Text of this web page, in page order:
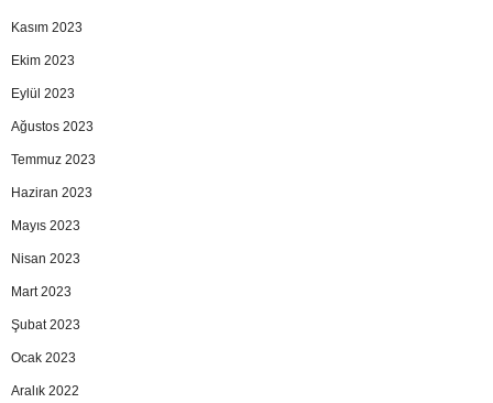
Kasım 2023
Ekim 2023
Eylül 2023
Ağustos 2023
Temmuz 2023
Haziran 2023
Mayıs 2023
Nisan 2023
Mart 2023
Şubat 2023
Ocak 2023
Aralık 2022